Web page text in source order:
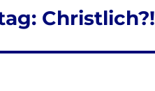
Christlich?!